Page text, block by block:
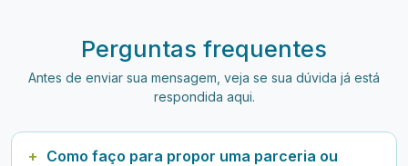
Perguntas frequentes
Antes de enviar sua mensagem, veja se sua dúvida já está
respondida aqui.
Como faço para propor uma parceria ou